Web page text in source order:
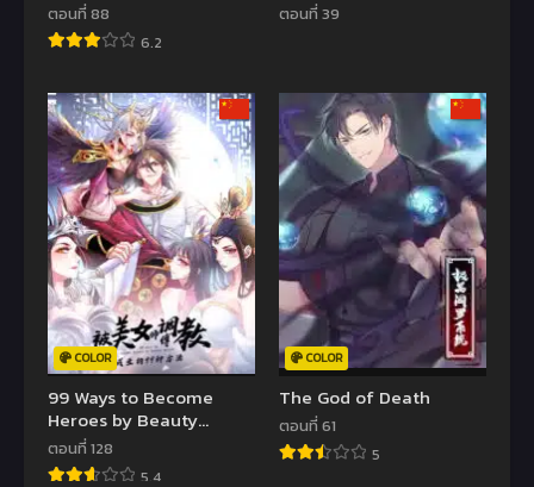
ตอนที่ 88
6.2
ตอนที่ 39
COLOR
99 Ways to Become
Heroes by Beauty
Master
ตอนที่ 128
5.4
COLOR
The God of Death
ตอนที่ 61
5